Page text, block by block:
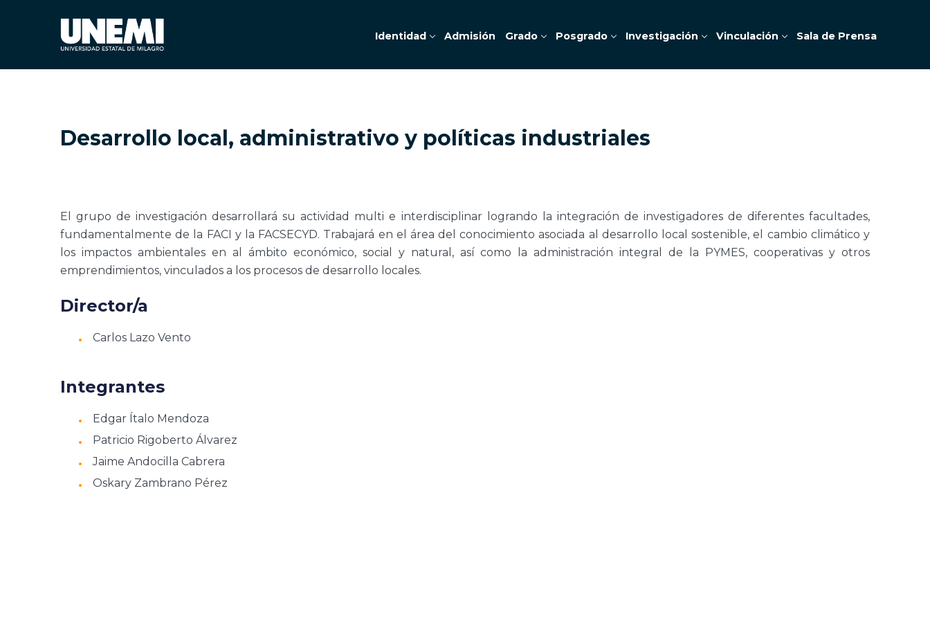
Identidad Admisión Grado Posgrado Investigación Vinculación Sala de Prensa
Desarrollo local, administrativo y políticas industriales
El grupo de investigación desarrollará su actividad multi e interdisciplinar logrando la integración de investigadores de diferentes facultades,
fundamentalmente de la FACI y la FACSECYD. Trabajará en el área del conocimiento asociada al desarrollo local sostenible, el cambio climático y
los impactos ambientales en al ámbito económico, social y natural, así como la administración integral de la PYMES, cooperativas y otros
emprendimientos, vinculados a los procesos de desarrollo locales.
Director/a
Carlos Lazo Vento
Integrantes
Edgar Ítalo Mendoza
Patricio Rigoberto Álvarez
Jaime Andocilla Cabrera
Oskary Zambrano Pérez